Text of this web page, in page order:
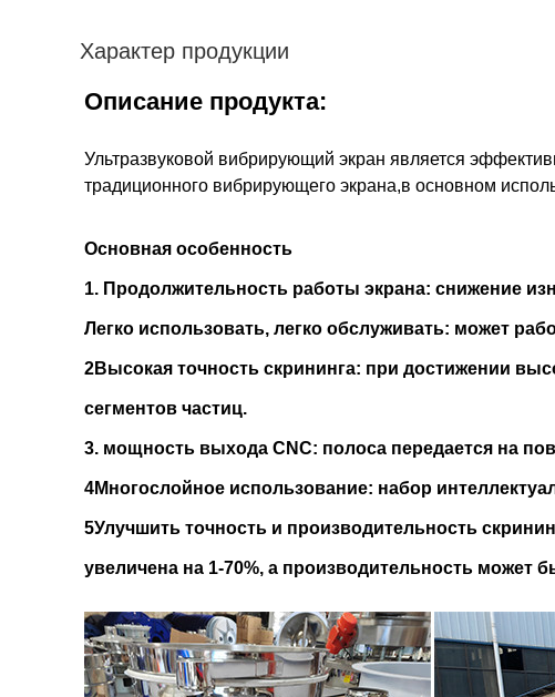
Характер продукции
Описание продукта:
Ультразвуковой вибрирующий экран является
традиционного вибрирующего экрана,в основном
Основная особенность
1. Продолжительность работы экрана: снижение
Легко использовать, легко обслуживать: может
2Высокая точность скрининга: при достижении
сегментов частиц.
3. мощность выхода CNC: полоса передается на
4Многослойное использование: набор
5Улучшить точность и производительность
увеличена на 1-70%, а производительность может